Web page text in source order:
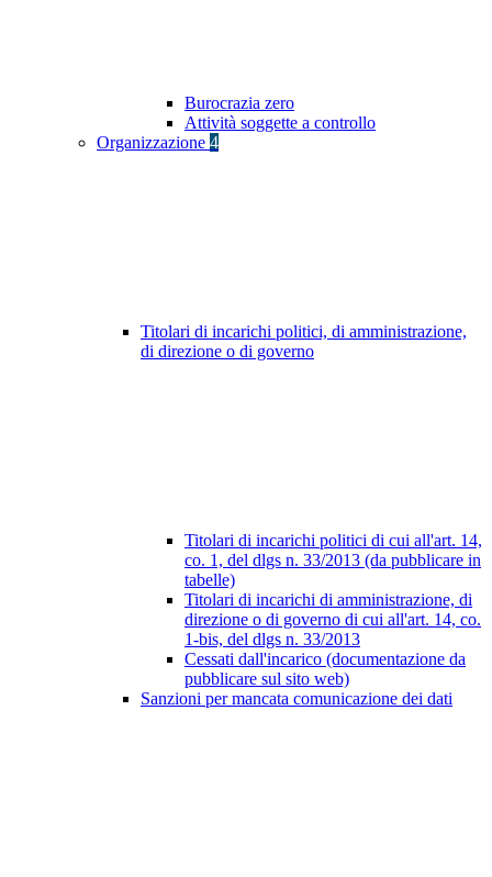
Burocrazia zero
Attività soggette a controllo
Organizzazione 4
Titolari di incarichi politici, di amministrazione,
di direzione o di governo
Titolari di incarichi politici di cui all'art. 14,
co. 1, del dlgs n. 33/2013 (da pubblicare in
tabelle)
Titolari di incarichi di amministrazione, di
direzione o di governo di cui all'art. 14, co.
1-bis, del dlgs n. 33/2013
Cessati dall'incarico (documentazione da
pubblicare sul sito web)
Sanzioni per mancata comunicazione dei dati